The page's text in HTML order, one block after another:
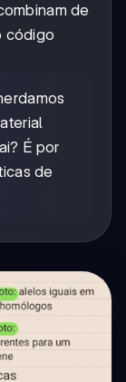
de
código
É por
de